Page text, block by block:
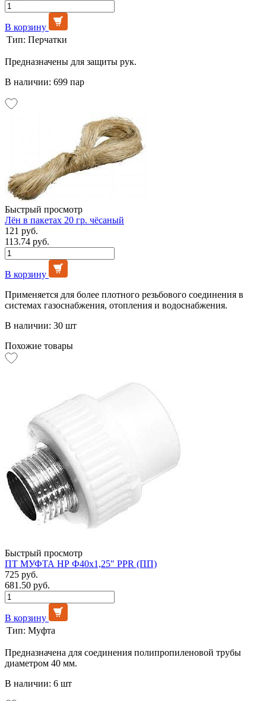
В корзину
Тип: Перчатки
Предназначены для защиты рук.
В наличии: 699 пар
Быстрый просмотр
Лён в пакетах 20 гр. чёсаный
121 руб.
113.74 руб.
В корзину
Применяется для более плотного резьбового соединения в
системах газоснабжения, отопления и водоснабжения.
В наличии: 30 шт
Похожие товары
Быстрый просмотр
ПТ МУФТА НР Ф40х1,25" PPR (ПП)
725 руб.
681.50 руб.
В корзину
Тип: Муфта
Предназначена для соединения полипропиленовой трубы
диаметром 40 мм.
В наличии: 6 шт